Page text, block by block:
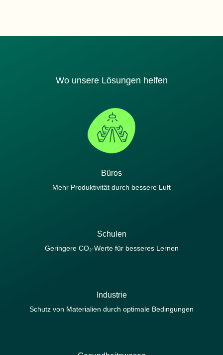
Wo unsere Lösungen helfen
Büros
Mehr Produktivität durch bessere Luft
Schulen
Geringere CO₂-Werte für besseres Lernen
Industrie
Schutz von Materialien durch optimale Bedingungen